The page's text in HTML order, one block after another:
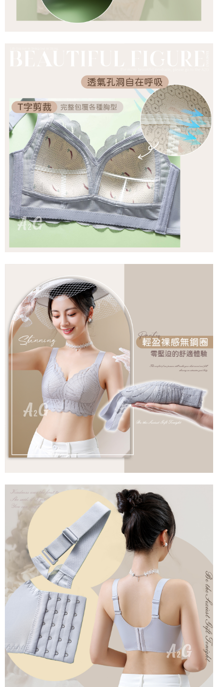
４．使用「AFTEE先享後付」時，將依據個別帳號之用戶狀況，依本公司即
時審查核予不同之上限額度；若仍有額度不足之情形，本公司將視審查結果